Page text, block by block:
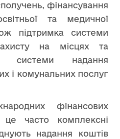
фінансування
та медичної
підтримка системи
на місцях та
системи надання
і комунальних послуг
фінансових
часто комплексні
надання коштів